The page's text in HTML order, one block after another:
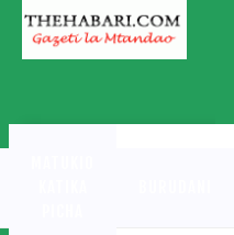
Skip
content